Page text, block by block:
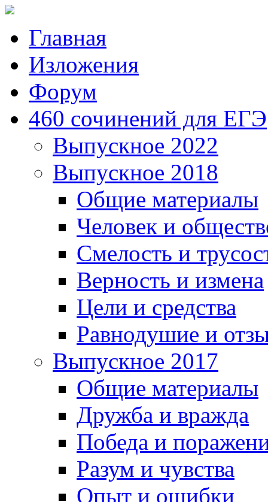
Главная
Изложения
Форум
460 сочинений для ЕГЭ
Выпускное 2022
Выпускное 2018
Общие материалы
Человек и
Смелость и
Верность и измена
Цели и средства
Равнодушие и
Выпускное 2017
Общие материалы
Дружба и вражда
Победа и
Разум и чувства
Опыт и ошибки